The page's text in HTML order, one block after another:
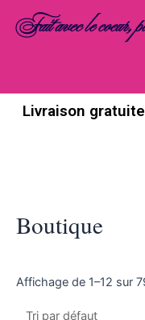
Fait avec le coeur,
Livraison gratuite
Boutique
Affichage de 1–12 sur